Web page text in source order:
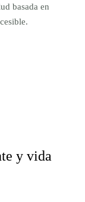
basada en
y vida